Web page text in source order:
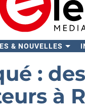
& NOUVELLES
: des
à